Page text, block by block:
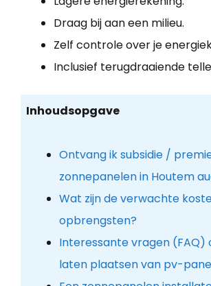
Draag bij aan een milieu.
Zelf controle over je
Inclusief terugdraaiende
Inhoudsopgave
Ontvang ik subsidie /
zonnepanelen in Houtem
Wat zijn de verwachte
opbrengsten?
Interessante vragen (FAQ)
laten plaatsen van pv-